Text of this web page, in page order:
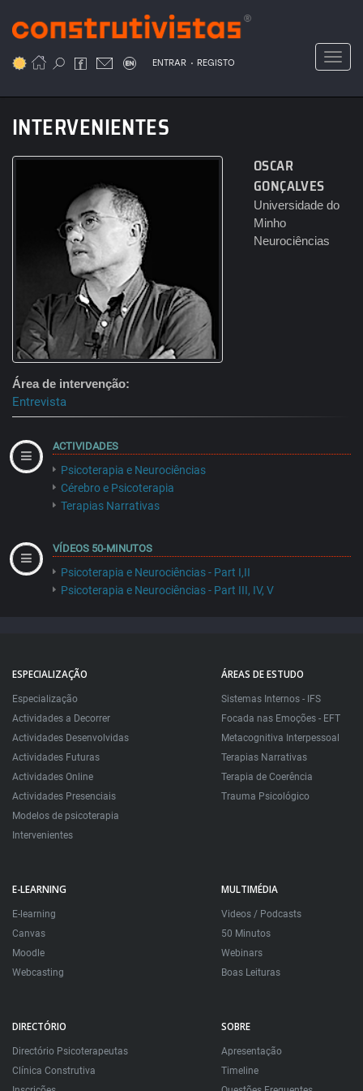
para
conteúdo
ENTRAR . REGISTO
INTERVENIENTES
OSCAR
GONÇALVES
Universidade do
Minho
Área de intervenção
Neurociências
Entrevista
ACTIVIDADES
Psicoterapia e Neurociências
Cérebro e Psicoterapia
Terapias Narrativas
VÍDEOS 50-MINUTOS
Psicoterapia e Neurociências - Part I,II
Psicoterapia e Neurociências - Part III, IV, V
ESPECIALIZAÇÃO
Especialização
Actividades a Decorrer
Actividades Desenvolvidas
Actividades Futuras
Actividades Online
Actividades Presenciais
Modelos de psicoterapia
Intervenientes
ÁREAS DE ESTUDO
Sistemas Internos - IFS
Focada nas Emoções - EFT
Metacognitiva Interpessoal
Terapias Narrativas
Terapia de Coerência
Trauma Psicológico
E-LEARNING
E-learning
Canvas
Moodle
Webcasting
MULTIMÉDIA
Videos / Podcasts
50 Minutos
Webinars
Boas Leituras
DIRECTÓRIO
Directório Psicoterapeutas
Clínica Construtiva
SOBRE
Apresentação
Timeline